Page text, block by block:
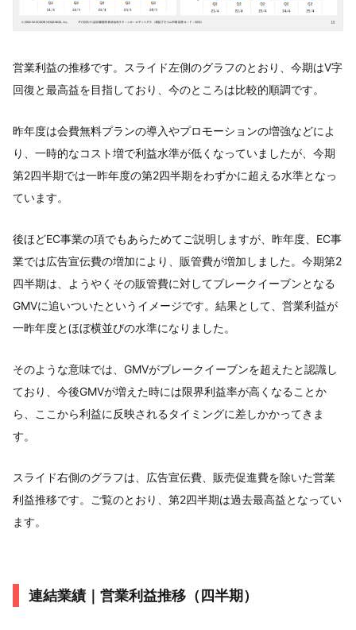
営業利益の推移です。スライド左側のグラフのとおり、今期はV字
回復と最高益を目指しており、今のところは比較的順調です。
昨年度は会費無料プランの導入やプロモーションの増強などによ
り、一時的なコスト増で利益水準が低くなっていましたが、今期
第2四半期では一昨年度の第2四半期をわずかに超える水準となっ
ています。
後ほどEC事業の項でもあらためてご説明しますが、昨年度、EC事
業では広告宣伝費の増加により、販管費が増加しました。今期第2
四半期は、ようやくその販管費に対してブレークイーブンとなる
GMVに追いついたというイメージです。結果として、営業利益が
一昨年度とほぼ横並びの水準になりました。
そのような意味では、GMVがブレークイーブンを超えたと認識し
ており、今後GMVが増えた時には限界利益率が高くなることか
ら、ここから利益に反映されるタイミングに差しかかってきま
す。
スライド右側のグラフは、広告宣伝費、販売促進費を除いた営業
利益推移です。ご覧のとおり、第2四半期は過去最高益となってい
ます。
連結業績｜営業利益推移（四半期）